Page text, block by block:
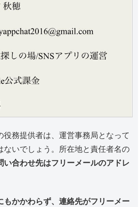
役務提供者は、運営事務局となって
ないでしょう。所在地と責任者名の
い合わせ先はフリーメールのアドレ
もかかわらず、連絡先がフリーメー